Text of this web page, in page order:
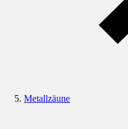
Metallzäune